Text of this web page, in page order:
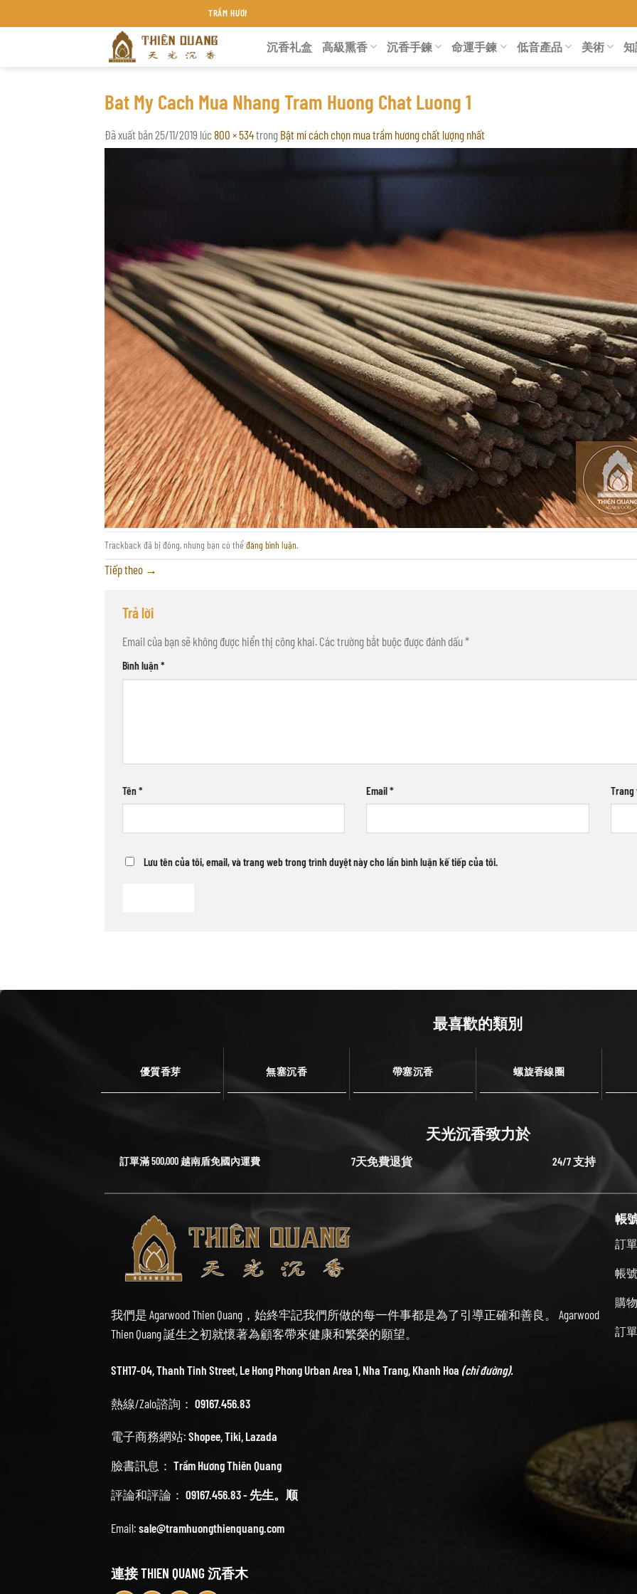
đến
TRẦM HƯƠNG THIÊN QUANG KHÁNH HÒA
沉香礼盒 高級熏香 沉香手鍊 命運手鍊 低音產品 美術
Bat My Cach Mua Nhang Tram Huong Chat Luong 1
Đã xuất bản25/11/2019 lúc 800 × 534trong Bật mí cách chọn mua trầm hương chất lượng nhất
Trackback đã bị đóng, nhưng bạn có thểđăng bình luận.
Tiếp theo →
Trả lời
Email của bạn sẽ không được hiển thị công khai. Các trường bắt buộc được đánh dấu*
Bình luận*
Tên* Email* Trang
Lưu tên của tôi, email, và trang web trong trình duyệt này cho lần bình luận kế tiếp của tôi.
最喜歡的類別
優質香芽 無塞沉香 帶塞沉香 螺旋香線圈
天光沉香致力於
訂單滿 500,000 越南盾免國內運費 7天免費退貨 24/7 支持
我們是 Agarwood Thien Quang，始終牢記我們所做的每一件事都是為了引導正確和善良。 Agarwood
Thien Quang 誕生之初就懷著為顧客帶來健康和繁榮的願望。
STH17-04, Thanh Tinh Street, Le Hong Phong Urban Area 1, Nha Trang, Khanh Hoa (chỉ đường).
熱線/Zalo諮詢： 09167.456.83
電子商務網站: Shopee,Tiki, Lazada
臉書訊息： Trầm Hương Thiên Quang
評論和評論： 09167.456.83 - 先生。顺
Email: sale@tramhuongthienquang.com
連接 THIEN QUANG 沉香木
帳
訂單
帳號
購
訂